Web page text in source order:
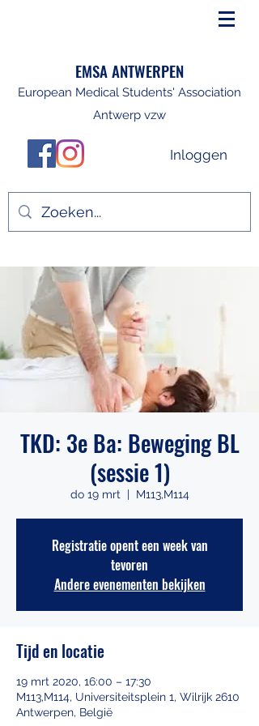
EMSA ANTWERPEN
European Medical Students' Association
Antwerp vzw
Inloggen
TKD: 3e Ba: Beweging BL
(sessie 1)
do 19 mrt
  |
M113,M114
Registratie opent een week van
tevoren
Andere evenementen bekijken
Tijd en locatie
19 mrt 2020, 16:00 – 17:30
M113,M114, Universiteitsplein 1, Wilrijk 2610
Antwerpen, België